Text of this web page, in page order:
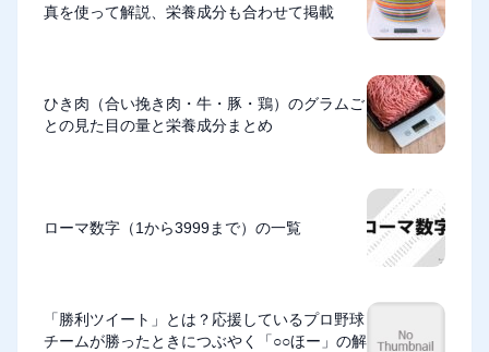
真を使って解説、栄養成分も合わせて掲載
ひき肉（合い挽き肉・牛・豚・鶏）のグラムご
との見た目の量と栄養成分まとめ
ローマ数字（1から3999まで）の一覧
「勝利ツイート」とは？応援しているプロ野球
チームが勝ったときにつぶやく「○○ほー」の解